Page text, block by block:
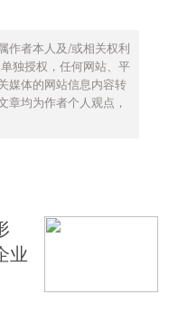
作者本人及/或相关权利
独授权，任何网站、平
媒体的网站信息内容转
章均为作者个人观点，
业